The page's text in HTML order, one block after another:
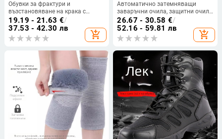
Обувки за фрактури и
възстановяване на крака с
защита на пръстите
19.19 - 21.63 €/
37.53 - 42.30 лв
add_shopping_cart
Автоматично затемняващи
заваръчни очила, защитни очила
за заваряване,
антиотсветляване, леща за
аргонова дъга, носени на глава
26.67 - 30.58 €/
52.16 - 59.81 лв
add_shopping_cart